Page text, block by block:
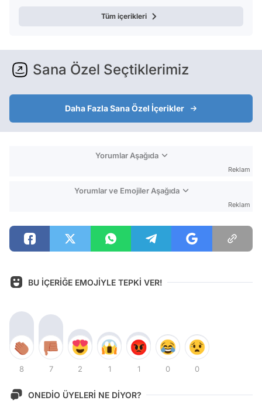
Tüm içerikleri
Sana Özel Seçtiklerimiz
Daha Fazla Sana Özel İçerikler
Yorumlar Aşağıda
Reklam
Yorumlar ve Emojiler Aşağıda
Reklam
BU İÇERİĞE EMOJİYLE TEPKİ VER!
8 7 2 1 1 0 0
ONEDİO ÜYELERİ NE DİYOR?